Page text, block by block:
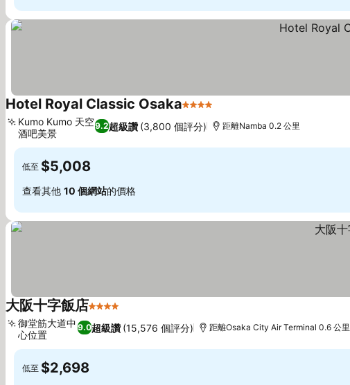
Hotel Royal Classic Osaka4 星級
9.2超級讚 (3,800 個評分)
Kumo Kumo 天空
酒吧美景
距離Namba 0.2 公里
低至 $5,008
查看其他 10 個網站的價格
大阪十字飯店4 星級
9.0超級讚 (15,576 個評分)
御堂筋大道中
心位置
距離Osaka City Air Terminal 0.6 公里
低至 $2,698